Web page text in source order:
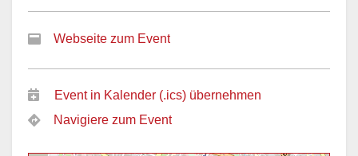
Webseite zum Event
Event in Kalender (.ics) übernehmen
Navigiere zum Event